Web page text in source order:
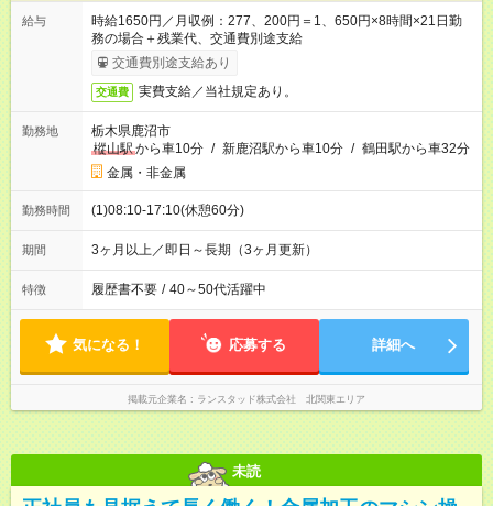
給与
時給1650円／月収例：277、200円＝1、650円×8時間×21日勤
務の場合＋残業代、交通費別途支給
交通費別途支給あり
交通費 実費支給／当社規定あり。
勤務地
栃木県鹿沼市
樅山駅から車10分 / 新鹿沼駅から車10分 / 鶴田駅から車32分
金属・非金属
勤務時間 (1)08:10-17:10(休憩60分)
期間 3ヶ月以上／即日～長期（3ヶ月更新）
特徴 履歴書不要 / 40～50代活躍中
気になる！ 応募する 詳細へ
掲載元企業名 ランスタッド株式会社 北関東エリア
未読